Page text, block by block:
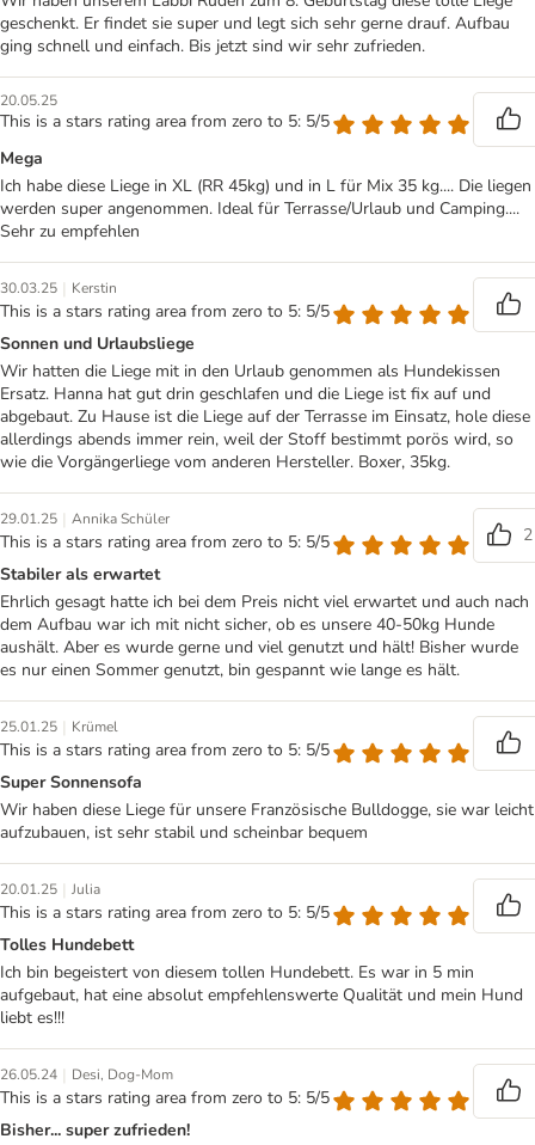
geschenkt. Er findet sie super und legt sich sehr gerne drauf. Aufbau
ging schnell und einfach. Bis jetzt sind wir sehr zufrieden.
20.05.25
This is a stars rating area from zero to 5: 5/5
Mega
Ich habe diese Liege in XL (RR 45kg) und in L für Mix 35 kg.... Die liegen
werden super angenommen. Ideal für Terrasse/Urlaub und Camping....
Sehr zu empfehlen
30.03.25 | Kerstin
This is a stars rating area from zero to 5: 5/5
Sonnen und Urlaubsliege
Wir hatten die Liege mit in den Urlaub genommen als Hundekissen
Ersatz. Hanna hat gut drin geschlafen und die Liege ist fix auf und
abgebaut. Zu Hause ist die Liege auf der Terrasse im Einsatz, hole diese
allerdings abends immer rein, weil der Stoff bestimmt porös wird, so
wie die Vorgängerliege vom anderen Hersteller. Boxer, 35kg.
29.01.25 | Annika Schüler
This is a stars rating area from zero to 5: 5/5
2
Stabiler als erwartet
Ehrlich gesagt hatte ich bei dem Preis nicht viel erwartet und auch nach
dem Aufbau war ich mit nicht sicher, ob es unsere 40-50kg Hunde
aushält. Aber es wurde gerne und viel genutzt und hält! Bisher wurde
es nur einen Sommer genutzt, bin gespannt wie lange es hält.
25.01.25 | Krümel
This is a stars rating area from zero to 5: 5/5
Super Sonnensofa
Wir haben diese Liege für unsere Französische Bulldogge, sie war leicht
aufzubauen, ist sehr stabil und scheinbar bequem
20.01.25 | Julia
This is a stars rating area from zero to 5: 5/5
Tolles Hundebett
Ich bin begeistert von diesem tollen Hundebett. Es war in 5 min
aufgebaut, hat eine absolut empfehlenswerte Qualität und mein Hund
liebt es!!!
26.05.24 | Desi, Dog-Mom
This is a stars rating area from zero to 5: 5/5
Bisher... super zufrieden!